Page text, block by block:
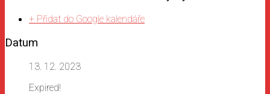
+ Přidat do Google kalendáře
Datum
13. 12. 2023
Expired!